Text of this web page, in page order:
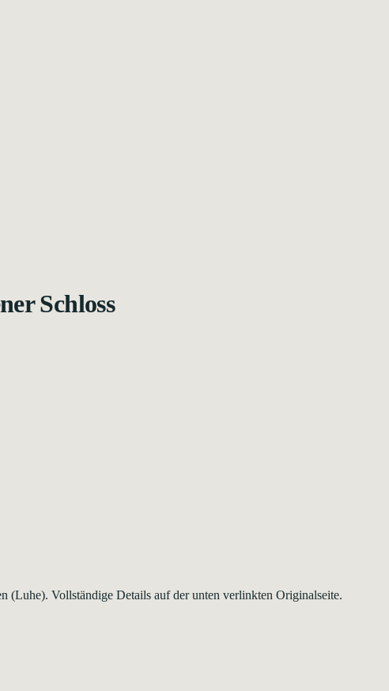
Schloss
(Luhe). Vollständige Details auf der unten verlinkten Originalseite.